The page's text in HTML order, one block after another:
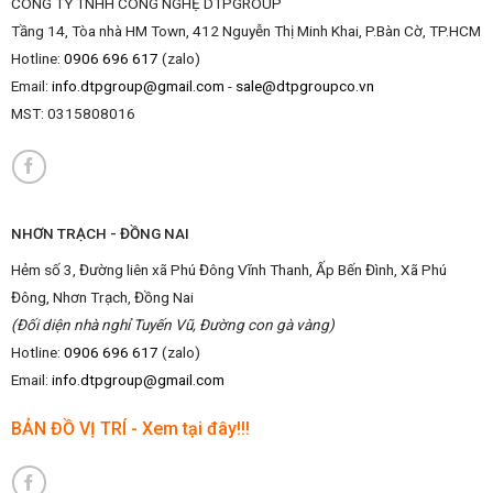
Tầng 14, Tòa nhà HM Town, 412 Nguyễn Thị Minh Khai, P.Bàn Cờ, TP.HCM
Hotline: 0906 696 617 (zalo)
Email: info.dtpgroup@gmail.com - sale@dtpgroupco.vn
MST: 0315808016
NHƠN TRẠCH - ĐỒNG NAI
Hẻm số 3, Đường liên xã Phú Đông Vĩnh Thanh, Ấp Bến Đình, Xã Phú
Đông, Nhơn Trạch, Đồng Nai
(Đối diện nhà nghỉ Tuyến Vũ, Đường con gà vàng)
Hotline: 0906 696 617 (zalo)
Email: info.dtpgroup@gmail.com
BẢN ĐỒ VỊ TRÍ - Xem tại đây!!!